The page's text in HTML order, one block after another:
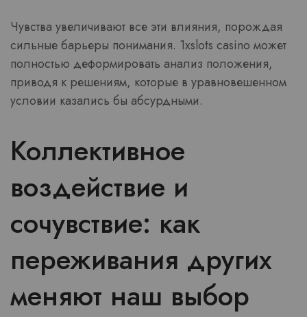
Чувства увеличивают все эти влияния, порождая
сильные барьеры понимания. 1xslots casino может
полностью деформировать анализ положения,
приводя к решениям, которые в уравновешенном
условии казались бы абсурдными.
Коллективное
воздействие и
сочувствие: как
переживания других
меняют наш выбор